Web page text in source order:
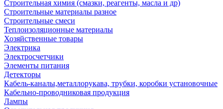
Строительная химия (смазки, реагенты, масла и др)
Строительные материалы разное
Строительные смеси
Теплоизоляционные материалы
Хозяйственные товары
Электрика
Электросчетчики
Элементы питания
Детекторы
Кабель-каналы,металлорукава, трубки, коробки установочные
Кабельно-проводниковая продукция
Лампы